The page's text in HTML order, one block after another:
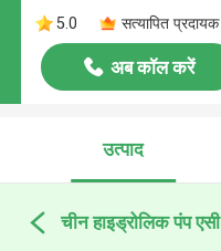
5.0
सत्यापित प्रदायक
अब कॉल करें
उत्पाद
चीन हाइड्रोलिक पंप एसी